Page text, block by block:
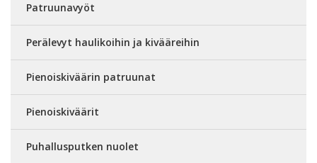
Patruunavyöt
Perälevyt haulikoihin ja kivääreihin
Pienoiskiväärin patruunat
Pienoiskiväärit
Puhallusputken nuolet